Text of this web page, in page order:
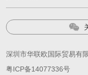
深圳市华联欧国际贸易有
粤ICP备14077336号